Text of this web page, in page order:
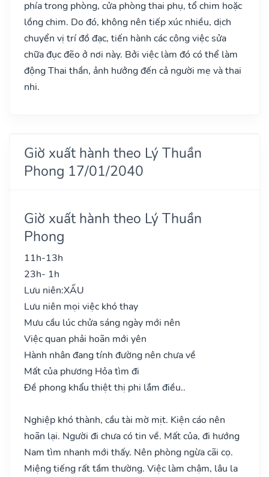
phía trong phòng, cửa phòng thai phụ, tổ chim hoặc
lồng chim. Do đó, không nên tiếp xúc nhiều, dịch
chuyển vị trí đồ đạc, tiến hành các công việc sửa
chữa đục đẽo ở nơi này. Bởi việc làm đó có thể làm
động Thai thần, ảnh hưởng đến cả người mẹ và thai
nhi.
Giờ xuất hành theo Lý Thuần
Phong 17/01/2040
Giờ xuất hành theo Lý Thuần
Phong
11h-13h
23h- 1h
Lưu niên:XẤU
Lưu niên mọi việc khó thay
Mưu cầu lúc chửa sáng ngày mới nên
Việc quan phải hoãn mới yên
Hành nhân đang tính đường nên chưa về
Mất của phương Hỏa tìm đi
Đề phong khẩu thiệt thị phi lắm điều..
Nghiệp khó thành, cầu tài mờ mịt. Kiện cáo nên
hoãn lại. Người đi chưa có tin về. Mất của, đi hướng
Nam tìm nhanh mới thấy. Nên phòng ngừa cãi cọ.
Miệng tiếng rất tầm thường. Việc làm chậm, lâu la